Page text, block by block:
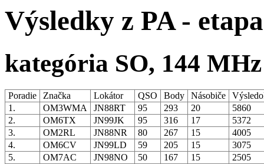
Výsledky z PA -
kategória SO, 144 MHz
Poradie Značka Lokátor QSO Body Násobiče
1.
OM3WMA JN88RT 95 293 20
5860
2.
OM6TX JN99JK 95 316 17
5372
3.
OM2RL JN88NR 80 267 15
4005
4.
OM6CV JN99LD 59 205 15
3075
5.
OM7AC JN98NO 50 167 15
2505